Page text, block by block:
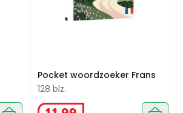
Pocket woordzoeker Frans
128 blz.